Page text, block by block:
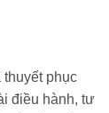
phục
điều hành, tư